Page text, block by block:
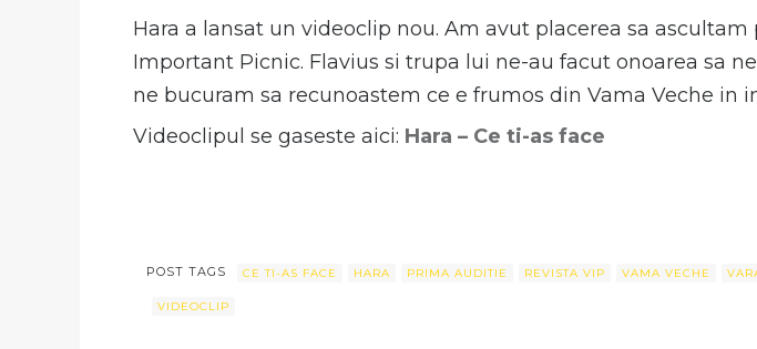
Hara a lansat un videoclip nou. Am avut placerea sa ascultam
Important Picnic. Flavius si trupa lui ne-au facut onoarea sa
ne bucuram sa recunoastem ce e frumos din Vama Veche in
Videoclipul se gaseste aici: Hara – Ce ti-as face
POST TAGS CE TI-AS FACE HARA PRIMA AUDITIE REVISTA VIP VAMA VECHE
VIDEOCLIP